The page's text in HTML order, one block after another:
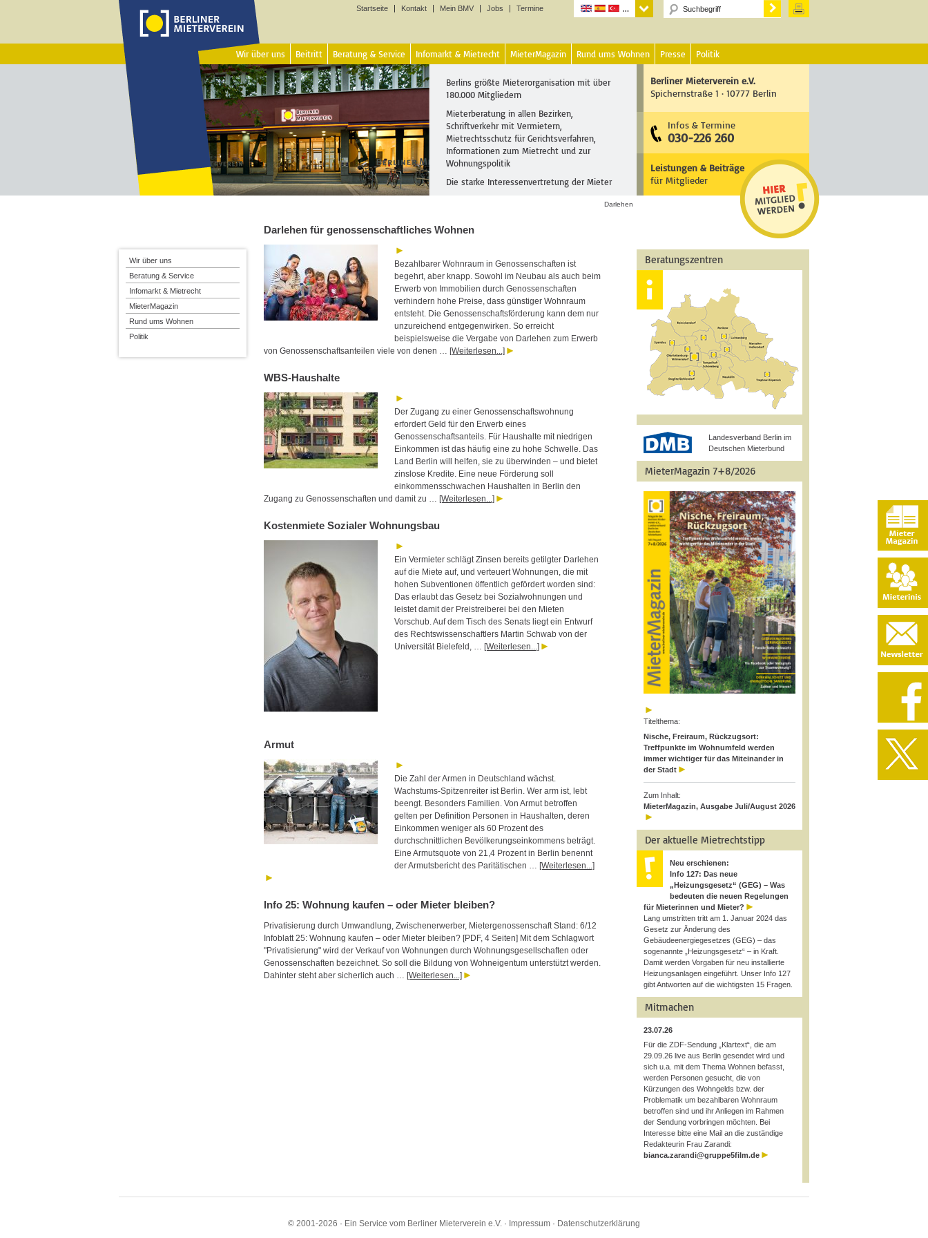
Startseite Kontakt Mein BMV Jobs Termine
Wir über uns Beitritt Beratung & Service Infomarkt & Mietrecht MieterMagazin Rund ums Wohnen Presse Politik
Berlins größte Mieterorganisation mit über
180.000 Mitgliedern
Mieterberatung in allen Bezirken,
Schriftverkehr mit Vermietern,
Mietrechtsschutz für Gerichtsverfahren,
Informationen zum Mietrecht und zur
Wohnungspolitik
Die starke Interessenvertretung der Mieter
Berliner Mieterverein e.V.
Spichernstraße 1 · 10777 Berlin
Infos & Termine
030-226 260
Leistungen & Beiträge
für Mitglieder
Darlehen
Darlehen für genossenschaftliches Wohnen
Bezahlbarer Wohnraum in Genossenschaften ist
begehrt, aber knapp. Sowohl im Neubau als auch beim
Erwerb von Immobilien durch Genossenschaften
verhindern hohe Preise, dass günstiger Wohnraum
entsteht. Die Genossenschaftsförderung kann dem nur
unzureichend entgegenwirken. So erreicht
beispielsweise die Vergabe von Darlehen zum Erwerb
von Genossenschaftsanteilen viele von denen … [Weiterlesen...]
WBS-Haushalte
Der Zugang zu einer Genossenschaftswohnung
erfordert Geld für den Erwerb eines
Genossenschaftsanteils. Für Haushalte mit niedrigen
Einkommen ist das häufig eine zu hohe Schwelle. Das
Land Berlin will helfen, sie zu überwinden – und bietet
zinslose Kredite. Eine neue Förderung soll
einkommensschwachen Haushalten in Berlin den
Zugang zu Genossenschaften und damit zu … [Weiterlesen...]
Kostenmiete Sozialer Wohnungsbau
Ein Vermieter schlägt Zinsen bereits getilgter Darlehen
auf die Miete auf, und verteuert Wohnungen, die mit
hohen Subventionen öffentlich gefördert worden sind:
Das erlaubt das Gesetz bei Sozialwohnungen und
leistet damit der Preistreiberei bei den Mieten
Vorschub. Auf dem Tisch des Senats liegt ein Entwurf
des Rechtswissenschaftlers Martin Schwab von der
Universität Bielefeld, … [Weiterlesen...]
Armut
Die Zahl der Armen in Deutschland wächst.
Wachstums-Spitzenreiter ist Berlin. Wer arm ist, lebt
beengt. Besonders Familien. Von Armut betroffen
gelten per Definition Personen in Haushalten, deren
Einkommen weniger als 60 Prozent des
durchschnittlichen Bevölkerungseinkommens beträgt.
Eine Armutsquote von 21,4 Prozent in Berlin benennt
der Armutsbericht des Paritätischen … [Weiterlesen...]
Info 25: Wohnung kaufen – oder Mieter bleiben?
Privatisierung durch Umwandlung, Zwischenerwerber, Mietergenossenschaft Stand: 6/12
Infoblatt 25: Wohnung kaufen – oder Mieter bleiben? [PDF, 4 Seiten] Mit dem Schlagwort
"Privatisierung" wird der Verkauf von Wohnungen durch Wohnungsgesellschaften oder
Genossenschaften bezeichnet. So soll die Bildung von Wohneigentum unterstützt werden.
Dahinter steht aber sicherlich auch … [Weiterlesen...]
Beratungszentren
Landesverband Berlin im
Deutschen Mieterbund
MieterMagazin 7+8/2026
Titelthema:
Nische, Freiraum, Rückzugsort:
Treffpunkte im Wohnumfeld werden
immer wichtiger für das Miteinander in
der Stadt
Zum Inhalt:
MieterMagazin, Ausgabe Juli/August 2026
Der aktuelle Mietrechtstipp
Neu erschienen:
Info 127: Das neue
„Heizungsgesetz“ (GEG) – Was
bedeuten die neuen Regelungen
für Mieterinnen und Mieter?
Lang umstritten tritt am 1. Januar 2024 das
Gesetz zur Änderung des
Gebäudeenergiegesetzes (GEG) – das
sogenannte „Heizungsgesetz“ – in Kraft.
Damit werden Vorgaben für neu installierte
Heizungsanlagen eingeführt. Unser Info 127
gibt Antworten auf die wichtigsten 15 Fragen.
Mitmachen
23.07.26
Für die ZDF-Sendung „Klartext“, die am
29.09.26 live aus Berlin gesendet wird und
sich u.a. mit dem Thema Wohnen befasst,
werden Personen gesucht, die von
Kürzungen des Wohngelds bzw. der
Problematik um bezahlbaren Wohnraum
betroffen sind und ihr Anliegen im Rahmen
der Sendung vorbringen möchten. Bei
Interesse bitte eine Mail an die zuständige
Redakteurin Frau Zarandi:
bianca.zarandi@gruppe5film.de
Wir über uns
Beratung & Service
Infomarkt & Mietrecht
MieterMagazin
Rund ums Wohnen
Politik
© 2001-2026 · Ein Service vom Berliner Mieterverein e.V. · Impressum · Datenschutzerklärung